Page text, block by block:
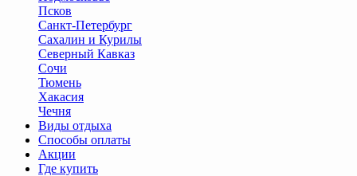
Псков
Санкт-Петербург
Сахалин и Курилы
Северный Кавказ
Сочи
Тюмень
Хакасия
Чечня
Виды отдыха
Способы оплаты
Акции
Где купить